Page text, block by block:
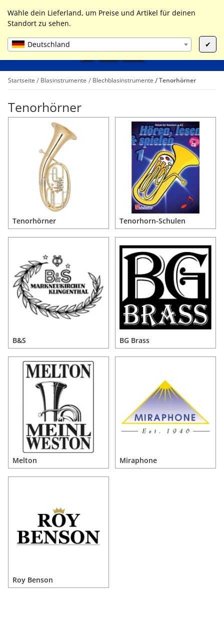
Wähle dein Lieferland, um Preise und Artikel für deinen
Standort zu sehen.
Deutschland ✔
Liste ist leer
Startseite Blasinstrumente Blechblasinstrumente Tenorhörner
Tenorhörner
Tenorhörner Tenorhorn-Schulen
B&S BG Brass
Melton Miraphone
Roy Benson